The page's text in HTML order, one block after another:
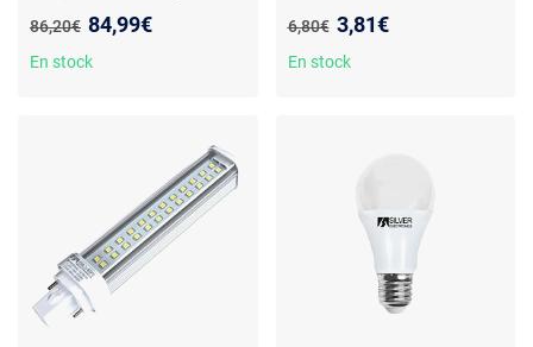
câble en plastique pour jardin
IP20 50m 3x1,5mm Noir-
Ancien prix :
86,20€ Nouveau prix :
84,99€
En stock
filament Silver Electronics
Standard Edison 2W 2200K
Ancien prix :
6,80€ Nouveau prix :
3,81€
En stock